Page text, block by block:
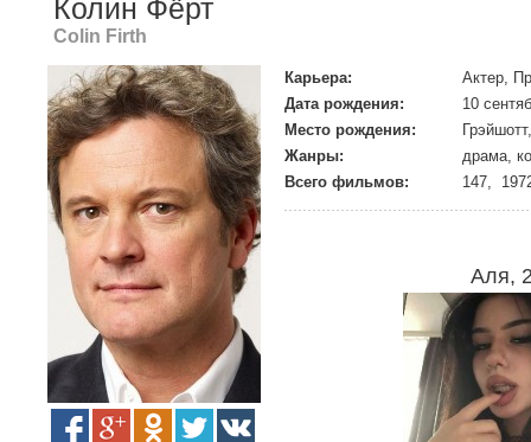
Колин Фёрт
Colin Firth
Карьера:
Актер,
Дата рождения:
10
Место рождения:
Жанры:
драма,
Всего фильмов:
147,
Аля,